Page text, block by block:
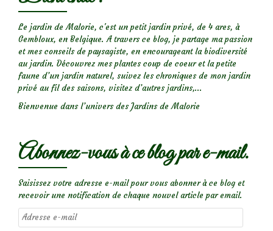
Le jardin de Malorie, c'est un petit jardin privé, de 4 ares, à
Gembloux, en Belgique. A travers ce blog, je partage ma passion
et mes conseils de paysagiste, en encourageant la biodiversité
au jardin. Découvrez mes plantes coup de coeur et la petite
faune d’un jardin naturel, suivez les chroniques de mon jardin
privé au fil des saisons, visitez d’autres jardins,...
Bienvenue dans l’univers des Jardins de Malorie
Abonnez-vous à ce blog par e-mail.
Saisissez votre adresse e-mail pour vous abonner à ce blog et
recevoir une notification de chaque nouvel article par email.
Adresse
e-